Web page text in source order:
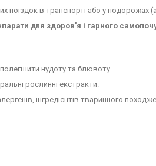
в транспорті або у подорожах
для здоров'я і гарного
нудоту та блювоту.
рослинні екстракти.
інгредієнтів тваринного